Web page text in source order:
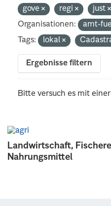
Landwirtschaft,
Nahrungsmittel
gove
regi just
Organisationen:
amt-
Tags:
lokal
Ergebnisse filtern
Bitte versuch es mit